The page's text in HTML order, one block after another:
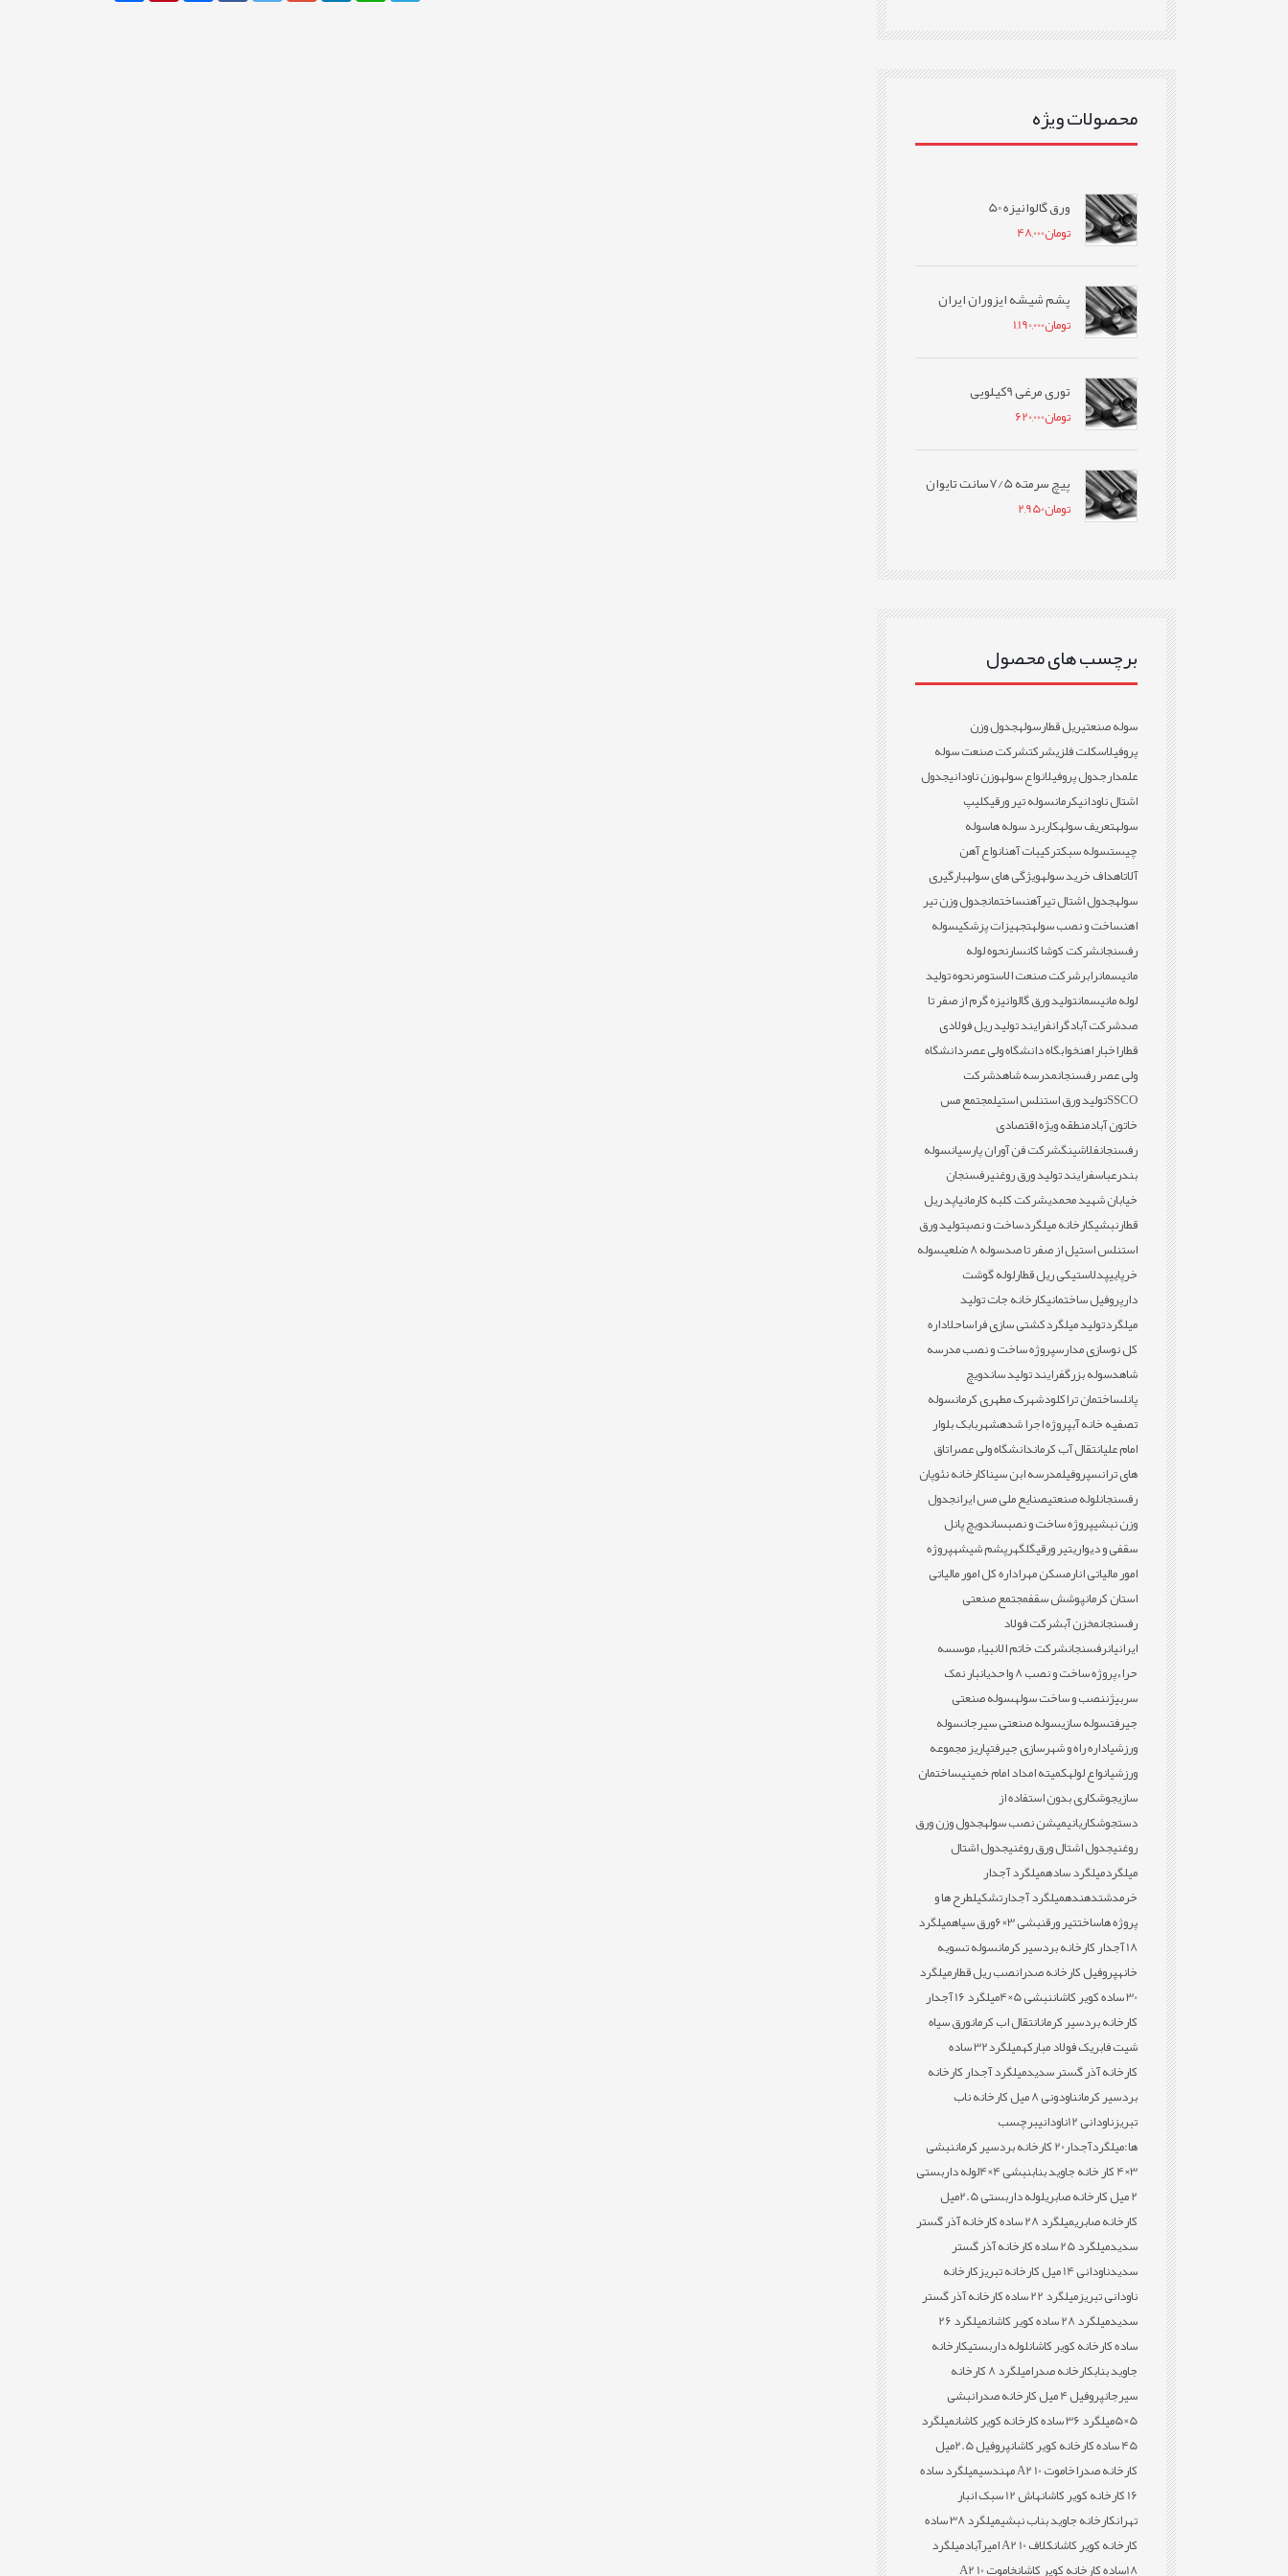
محصولات ویژه
ورق گالوانیزه 50
تومان48,000
پشم شیشه ایزوران ایران
تومان1,190,000
توری مرغی 9کیلویی
تومان620,000
پیچ سرمته 7/5سانت تایوان
تومان2,950
برچسب های محصول
سوله صنعتیریل قطارسولهجدول وزن
پروفیلاسکلت فلزیشرکتشرکت صنعت سوله
علمدارجدول پروفیلانواع سولهوزن ناودانیجدول
اشتال ناودانیکرمانسوله تیر ورقیکلیپ
سولهتعریف سولهکاربرد سوله هاسوله
چیستسوله سبکترکیبات آهنانواع آهن
آلاتاهداف خرید سولهویژگی های سولهبارگیری
سولهجدول اشتال تیرآهنساختمانجدول وزن تیر
اهنساخت و نصب سولهتجهیزات پزشکیسوله
رفسنجانشرکت کوشا کانسارنحوه لوله
مانیسمانرابرشرکت صنعت الاستومرنحوه تولید
لوله مانیسمانتولید ورق گالوانیزه گرم از صفر تا
صدشرکت آبادگرانفرایند تولید ریل فولادی
قطاراخبار اهنخوابگاه دانشگاه ولی عصردانشگاه
ولی عصر رفسنجانمدرسه شاهدشرکت
SSCOتولید ورق استنلس استیلمجتمع مس
خاتون آبادمنطقه ویژه اقتصادی
رفسنجانفلاشینگشرکت فن آوران پارسیانسوله
بندرعباسفرایند تولید ورق روغنیرفسنجان
خیابان شهید محمدیشرکت کلبه کارمانیاپد ریل
قطارنبشیکارخانه میلگردساخت و نصبتولید ورق
استنلس استیل از صفر تا صدسوله 8 ضلعی
سوله
خرپاییپدلاستیکی ریل قطارلوله گوشت
دارپروفیل ساختمانیکارخانه جات تولید
میلگردتولید میلگردکشتی سازی فراساحلاداره
کل نوسازی مدارسپروژه ساخت و نصب مدرسه
شاهدسوله بزرگفرایند تولید ساندویچ
پانلساختمان تراکلودشهرک مطهری کرمانسوله
تصفیه خانه آبپروژه اجرا شدهشهربابک بلوار
امام علیانتقال آب کرماندانشگاه ولی عصراتاق
های ترانسپروفیلمدرسه ابن سیناکارخانه نئوپان
رفسنجانلوله صنعتیصنایع ملی مس ایرانجدول
وزن نبشیپروژه ساخت و نصبساندویچ پانل
سقفی و دیواریتیر ورقیگلگهرپشم شیشهپروژه
امور مالیاتی انارمسکن مهراداره کل امور مالیاتی
استان کرمانپوشش سقفمجتمع صنعتی
رفسنجانمخزن آبشرکت فولاد
ایرانیانرفسنجانشرکت خاتم الانبیاء موسسه
حراءپروژه ساخت و نصب 8 واحدی
انبار نمک
سربیژننصب و ساخت سولهسوله صنعتی
جیرفتسوله سازیسوله صنعتی سیرجانسوله
ورزشیاداره راه و شهرسازی جیرفتپاریز مجموعه
ورزشیانواع لولهکمیته امداد امام خمینیساختمان
سازیجوشکاری بدون استفاده از
دستجوشکاریانیمیشن نصب سولهجدول وزن ورق
روغنیجدول اشتال ورق روغنیجدول اشتال
میلگردمیلگرد سادهمیلگرد آجدار
خرمدشتدهندهمیلگرد آجدارتشکیلطرح ها و
پروژه هاساختتیر ورقنبشی 3×6 ورق سیاهمیلگرد
18 آجدار کارخانه بردسیر کرمان
سوله تسویه
خانهپروفیل کارخانه صدرانصب ریل قطارمیلگرد
30 ساده کویر کاشان
نبشی 5×4
میلگرد 16 آجدار
کارخانه بردسیر کرمانانتقال اب کرمانورق سیاه
شیت فابریک فولاد مبارکه
میلگرد32 ساده
کارخانه آذر گستر سدیدمیلگرد آجدار کارخانه
بردسیر کرمان
ناودونی 8 میل کارخانه ناب
تبریزناودانی 12 ناودانیبرچسب
ها:میلگردآجدار20 کارخانه بردسیر کرمان
نبشی
3×4 کار خانه جاوید بناب
نبشی 4×4
لوله داربستی
2 میل کارخانه صابری
لوله داربستی 2.5میل
کارخانه صابری
میلگرد 28 ساده کارخانه آذر گستر
سدید
میلگرد 25 ساده کارخانه آذر گستر
سدیدناودانی 14 میل کارخانه تبریز
کارخانه
ناودانی تبریز
میلگرد 22 ساده کارخانه آذر گستر
سدیدمیلگرد 28 ساده کویر کاشان
میلگرد 26
ساده کارخانه کویر کاشانلوله داربستیکارخانه
جاوید بنابکارخانه صدرا
میلگرد 8 کارخانه
سیرجانپروفیل 4 میل کارخانه صدرا
نبشی
5×5
میلگرد 36 ساده کارخانه کویر کاشان
میلگرد
45 ساده کارخانه کویر کاشان
پروفیل 2.5میل
کارخانه صدراخاموت 10 A2 مهندسی
میلگرد ساده
16 کارخانه کویر کاشان
هاش 12 سبک انبار
تهرانکارخانه جاوید بناب نبشی
میلگرد 38 ساده
کارخانه کویر کاشانکلاف 10 A2 امیرآباد
میلگرد
18ساده کارخانه کویر کاشان
خاموت 10 A2